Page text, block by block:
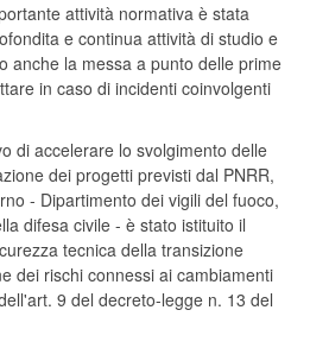
attività normativa è stata
e continua attività di studio e
anche la messa a punto delle prime
in caso di incidenti coinvolgenti
di accelerare lo svolgimento delle
dei progetti previsti dal PNRR,
- Dipartimento dei vigili del fuoco,
difesa civile - è stato istituito il
tecnica della transizione
dei rischi connessi ai cambiamenti
9 del decreto-legge n. 13 del